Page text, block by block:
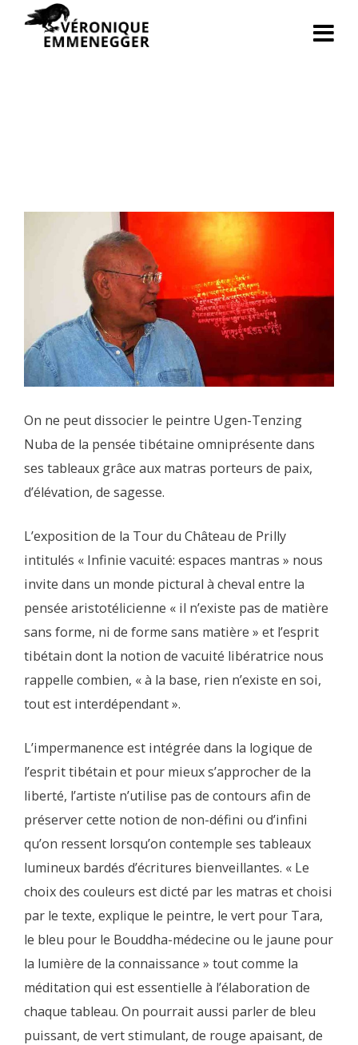
On ne peut dissocier le peintre Ugen-Tenzing
Nuba de la pensée tibétaine omniprésente dans
ses tableaux grâce aux matras porteurs de paix,
d’élévation, de sagesse.
L’exposition de la Tour du Château de Prilly
intitulés « Infinie vacuité: espaces mantras » nous
invite dans un monde pictural à cheval entre la
pensée aristotélicienne « il n’existe pas de matière
sans forme, ni de forme sans matière » et l’esprit
tibétain dont la notion de vacuité libératrice nous
rappelle combien, « à la base, rien n’existe en soi,
tout est interdépendant ».
L’impermanence est intégrée dans la logique de
l’esprit tibétain et pour mieux s’approcher de la
liberté, l’artiste n’utilise pas de contours afin de
préserver cette notion de non-défini ou d’infini
qu’on ressent lorsqu’on contemple ses tableaux
lumineux bardés d’écritures bienveillantes. « Le
choix des couleurs est dicté par les matras et choisi
par le texte, explique le peintre, le vert pour Tara,
le bleu pour le Bouddha-médecine ou le jaune pour
la lumière de la connaissance » tout comme la
méditation qui est essentielle à l’élaboration de
chaque tableau. On pourrait aussi parler de bleu
puissant, de vert stimulant, de rouge apaisant, de